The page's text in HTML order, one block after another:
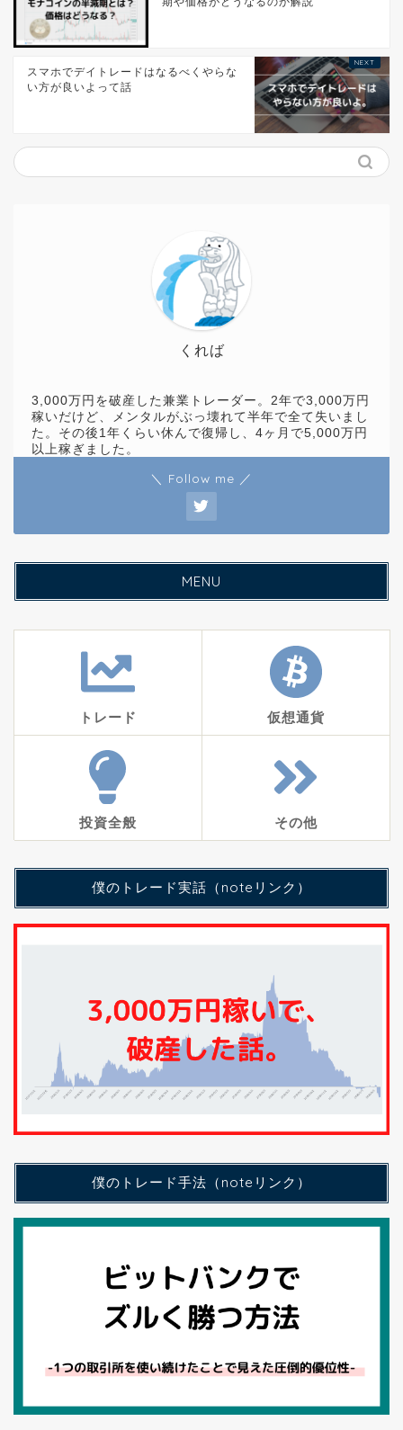
スマホでデイトレードはなるべくやらな
い方が良いよって話
くれば
3,000万円を破産した兼業トレーダー。2年で3,000万円
稼いだけど、メンタルがぶっ壊れて半年で全て失いまし
た。その後1年くらい休んで復帰し、4ヶ月で5,000万円
以上稼ぎました。
＼ Follow me ／
MENU
トレード 仮想通貨
投資全般 その他
僕のトレード実話（noteリンク）
僕のトレード手法（noteリンク）